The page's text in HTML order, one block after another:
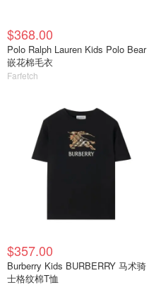
$368.00
Polo Ralph Lauren Kids Polo Bear
嵌花棉毛衣
Farfetch
$357.00
Burberry Kids BURBERRY 马术骑
士格纹棉T恤